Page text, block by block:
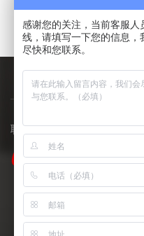
首页 关于我们
联系我们：
0745-
感谢您的关注，当前客服人
线，请填写一下您的信息，
尽快和您联系。